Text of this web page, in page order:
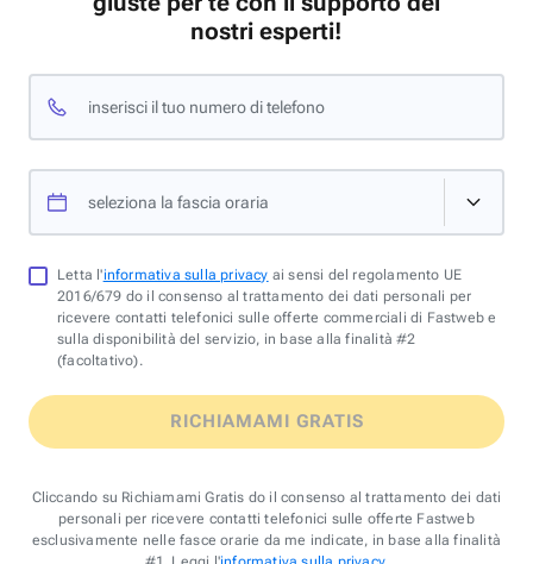
nostri esperti!
inserisci il tuo numero di telefono
seleziona la fascia oraria
Letta l'informativa sulla privacy ai sensi del regolamento UE
2016/679 do il consenso al trattamento dei dati personali per
ricevere contatti telefonici sulle offerte commerciali di Fastweb e
sulla disponibilità del servizio, in base alla finalità #2
(facoltativo).
RICHIAMAMI GRATIS
Cliccando su Richiamami Gratis do il consenso al trattamento dei dati
personali per ricevere contatti telefonici sulle offerte Fastweb
esclusivamente nelle fasce orarie da me indicate, in base alla finalità